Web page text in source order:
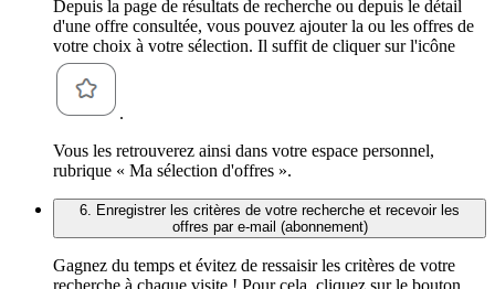
Depuis la page de résultats de recherche ou depuis le détail
d'une offre consultée, vous pouvez ajouter la ou les offres de
votre choix à votre sélection. Il suffit de cliquer sur l'icône
.
Vous les retrouverez ainsi dans votre espace personnel,
rubrique « Ma sélection d'offres ».
6. Enregistrer les critères de votre recherche et recevoir les
offres par e-mail (abonnement)
Gagnez du temps et évitez de ressaisir les critères de votre
recherche à chaque visite ! Pour cela, cliquez sur le bouton